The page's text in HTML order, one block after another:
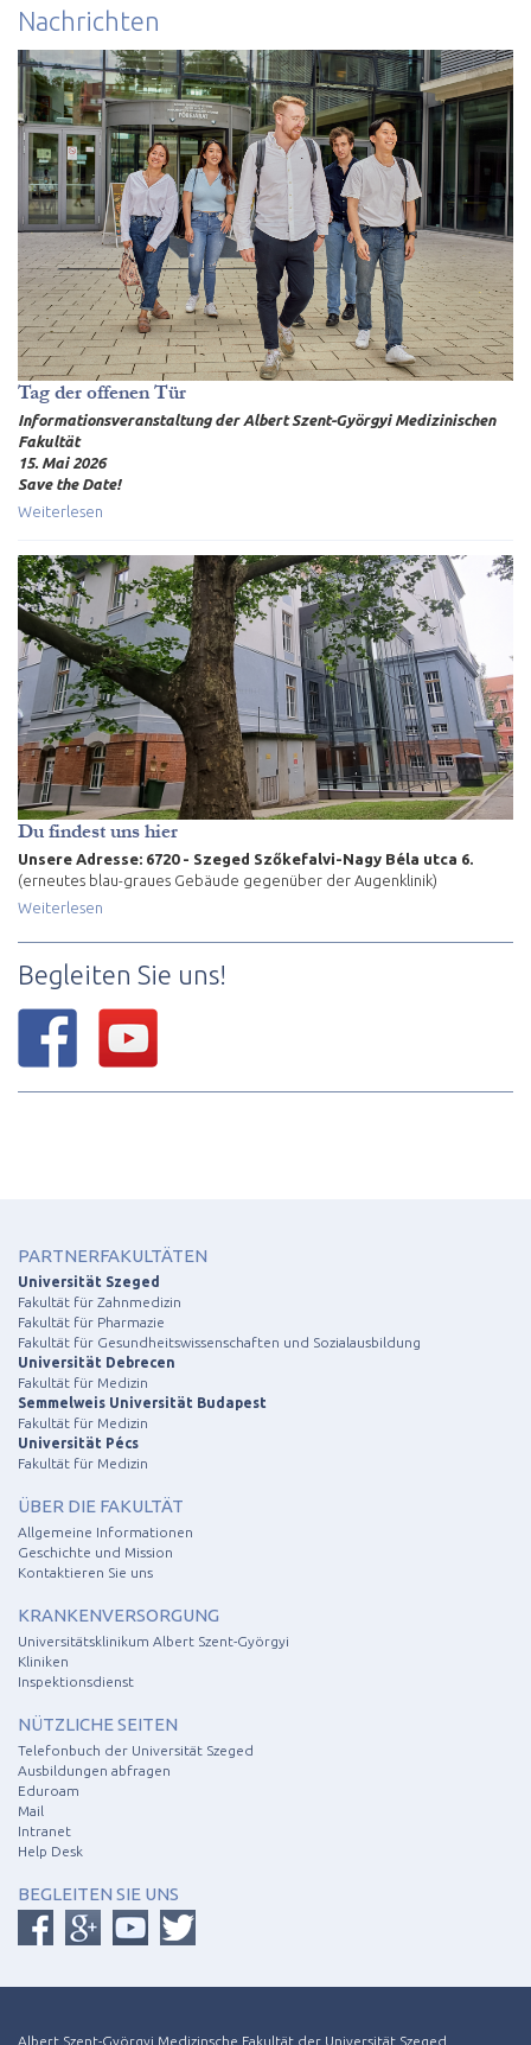
Nachrichten
Tag der offenen Tür
Informationsveranstaltung der Albert Szent-Györgyi Medizinischen
Fakultät
15. Mai 2026
Save the Date!
Weiterlesen
Du findest uns hier
Unsere Adresse: 6720 - Szeged Szőkefalvi-Nagy Béla utca 6.
(erneutes blau-graues Gebäude gegenüber der Augenklinik)
Weiterlesen
Begleiten Sie uns!
PARTNERFAKULTÄTEN
Universität Szeged
Fakultät für Zahnmedizin
Fakultät für Pharmazie
Fakultät für Gesundheitswissenschaften und Sozialausbildung
Universität Debrecen
Fakultät für Medizin
Semmelweis Universität Budapest
Fakultät für Medizin
Universität Pécs
Fakultät für Medizin
ÜBER DIE FAKULTÄT
Allgemeine Informationen
Geschichte und Mission
Kontaktieren Sie uns
KRANKENVERSORGUNG
Universitätsklinikum Albert Szent-Györgyi
Kliniken
Inspektionsdienst
NÜTZLICHE SEITEN
Telefonbuch der Universität Szeged
Ausbildungen abfragen
Eduroam
Mail
Intranet
Help Desk
BEGLEITEN SIE UNS
Albert Szent-Györgyi Medizinsche Fakultät der Universität Szeged